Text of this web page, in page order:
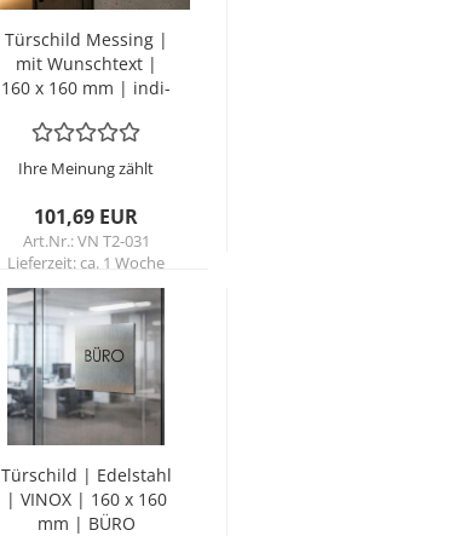
Tür­schild Mes­sing |
mit Wunsch­text |
160 x 160 mm | in­di­
Maß
Ihre Meinung zählt
101,69 EUR
Art.Nr.: VN T2-031
Lieferzeit:ca. 1 Woche
Tür­schild | Edel­stahl
| VINOX | 160 x 160
mm | BÜRO